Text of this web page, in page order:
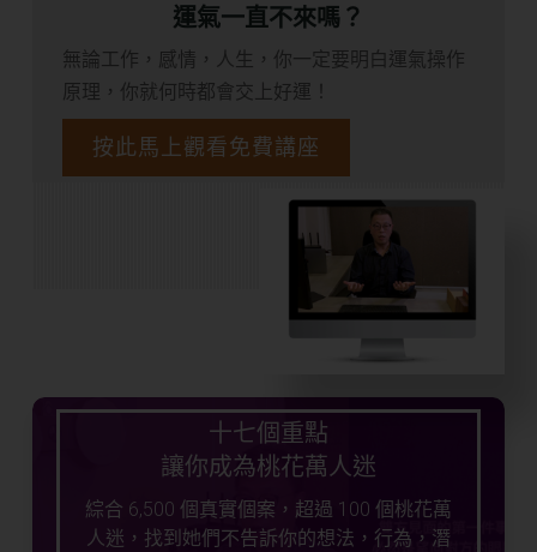
運氣一直不來嗎？
無論工作，感情，人生，你一定要明白運氣操作
原理，你就何時都會交上好運！
按此馬上觀看免費講座
十七個重點
讓你成為桃花萬人迷
綜合 6,500 個真實個案，超過 100 個桃花萬
人迷，找到她們不告訴你的想法，行為，潛